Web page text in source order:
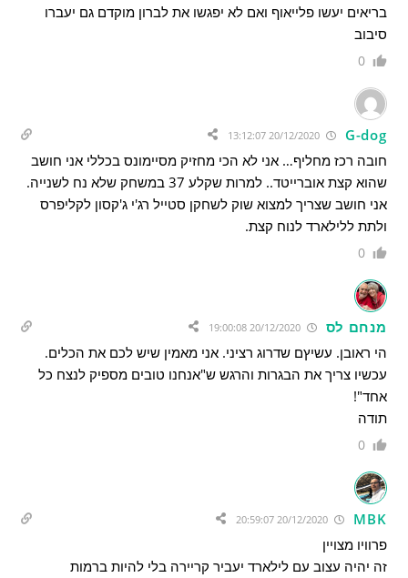
בריאים יעשו פלייאוף ואם לא יפגשו את לברון מוקדם גם יעברו
סיבוב
0
G-dog
חובה רכז מחליף… אני לא הכי מחזיק מסיימונס בכללי אני חושב
שהוא קצת אוברייטד.. למרות שקלע 37 במשחק שלא נח לשנייה.
אני חושב שצריך למצוא שוק לשחקן סטייל רג'י ג'קסון לקליפרס
ולתת ללילארד לנוח קצת.
0
מנחם לס 20/12/2020 19:00:08
הי ראובן. עשיץם שדרוג רציני. אני מאמין שיש לכם את הכלים.
עכשיו צריך את הבגרות והרגש ש"אנחנו טובים מספיק לנצח כל
אחד"!
תודה
0
MBK
פרוויו מצויין
זה יהיה עצוב עם לילארד יעביר קריירה בלי להיות ברמות